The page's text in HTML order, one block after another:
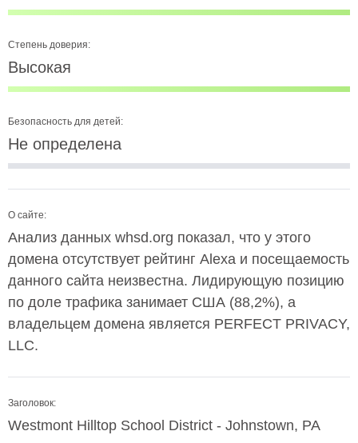
Степень доверия:
Высокая
Безопасность для детей:
Не определена
О сайте:
Анализ данных whsd.org показал, что у этого
домена отсутствует рейтинг Alexa и посещаемость
данного сайта неизвестна. Лидирующую позицию
по доле трафика занимает США (88,2%), а
владельцем домена является PERFECT PRIVACY,
LLC.
Заголовок:
Westmont Hilltop School District - Johnstown, PA